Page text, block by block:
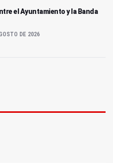
el Ayuntamiento y la Banda
DE 2026